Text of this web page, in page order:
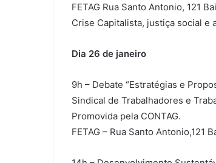
FETAG Rua Santo Antonio, 121
Crise Capitalista, justiça social e
Dia 26 de janeiro
9h – Debate “Estratégias e
Sindical de Trabalhadores e
Promovida pela CONTAG.
FETAG – Rua Santo Antonio,121